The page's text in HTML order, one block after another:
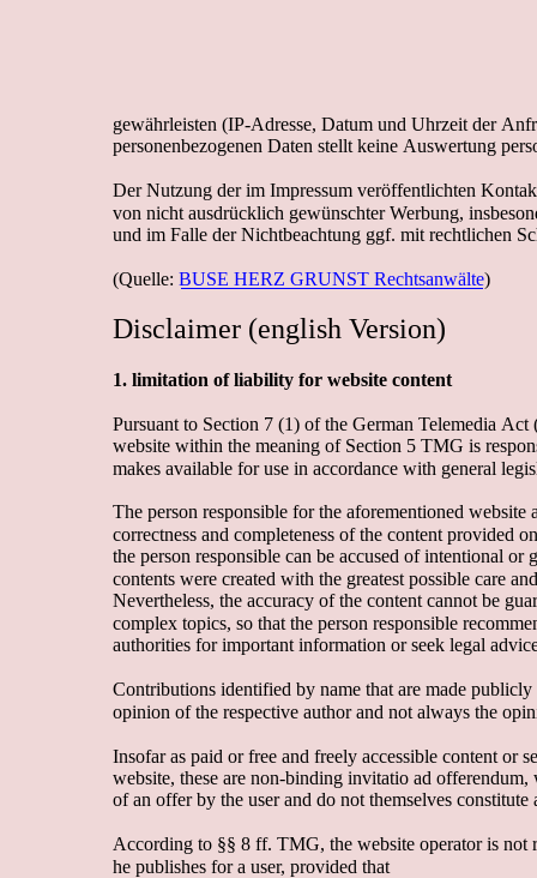
gewährleisten (IP-Adresse, Datum und Uhrzeit der
personenbezogenen Daten stellt keine Auswertung
Der Nutzung der im Impressum veröffentlichten
von nicht ausdrücklich gewünschter Werbung,
und im Falle der Nichtbeachtung ggf. mit rechtlichen
(Quelle: BUSE HERZ GRUNST Rechtsanwälte)
Disclaimer (english Version)
1. limitation of liability for website content
Pursuant to Section 7 (1) of the German Telemedia
website within the meaning of Section 5 TMG is
makes available for use in accordance with general
The person responsible for the aforementioned website
correctness and completeness of the content provided
the person responsible can be accused of intentional
contents were created with the greatest possible care
Nevertheless, the accuracy of the content cannot be
complex topics, so that the person responsible
authorities for important information or seek legal
Contributions identified by name that are made publicly
opinion of the respective author and not always the
Insofar as paid or free and freely accessible content or
website, these are non-binding invitatio ad offerendum,
of an offer by the user and do not themselves
According to §§ 8 ff. TMG, the website operator is
he publishes for a user, provided that